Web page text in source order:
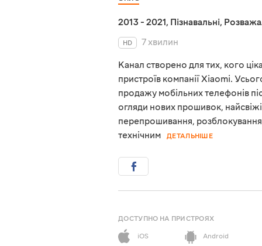
2013 - 2021, Пізнавальні,
HD
7 хвилин
Канал створено для тих, кого
пристроїв компанії Xiaomi.
продажу мобільних телефонів
огляди нових прошивок,
перепрошивання, розблокування,
технічним
ДЕТАЛЬНІШЕ
ДОСТУПНО НА ПРИСТРОЯХ
iOS
Android